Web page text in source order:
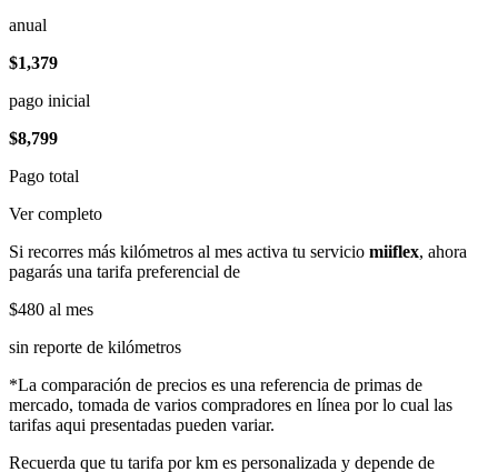
anual
$1,379
pago inicial
$8,799
Pago total
Ver completo
Si recorres más kilómetros al mes activa tu servicio miiflex, ahora
pagarás una tarifa preferencial de
$480 al mes
sin reporte de kilómetros
*La comparación de precios es una referencia de primas de
mercado, tomada de varios compradores en línea por lo cual las
tarifas aqui presentadas pueden variar.
Recuerda que tu tarifa por km es personalizada y depende de